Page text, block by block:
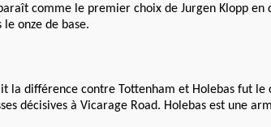
comme le premier choix de Jurgen Klopp
onze de base.
la différence contre Tottenham et Holebas fut le
décisives à Vicarage Road. Holebas est une